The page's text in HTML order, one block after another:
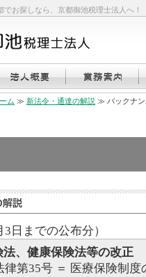
お探しなら、京都御池税理士法人へ！
ム ≫ 新法令・通達の解説 ≫ バックナン
3日までの公布分）
法、健康保険法等の改正
律第35号 ＝ 医療保険制